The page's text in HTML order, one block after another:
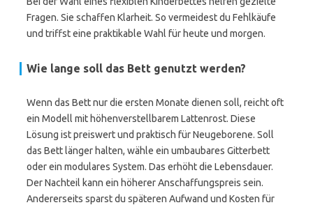
Fragen. Sie schaffen Klarheit. So vermeidest du Fehlkäufe
und triffst eine praktikable Wahl für heute und morgen.
Wie lange soll das Bett genutzt werden?
Wenn das Bett nur die ersten Monate dienen soll, reicht oft
ein Modell mit höhenverstellbarem Lattenrost. Diese
Lösung ist preiswert und praktisch für Neugeborene. Soll
das Bett länger halten, wähle ein umbaubares Gitterbett
oder ein modulares System. Das erhöht die Lebensdauer.
Der Nachteil kann ein höherer Anschaffungspreis sein.
Andererseits sparst du späteren Aufwand und Kosten für